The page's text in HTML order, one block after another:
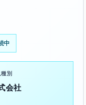
中
別
会社